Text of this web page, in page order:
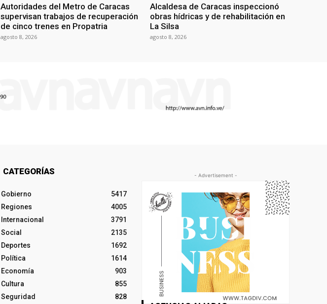
Autoridades del Metro de Caracas
supervisan trabajos de recuperación
de cinco trenes en Propatria
agosto 8, 2026
Alcaldesa de Caracas inspeccionó
obras hídricas y de rehabilitación en
La Silsa
agosto 8, 2026
CATEGORÍAS
Gobierno
5417
Regiones
4005
Internacional
3791
Social
2135
Deportes
1692
Política
1614
Economía
903
Cultura
855
Seguridad
828
- Advertisement -